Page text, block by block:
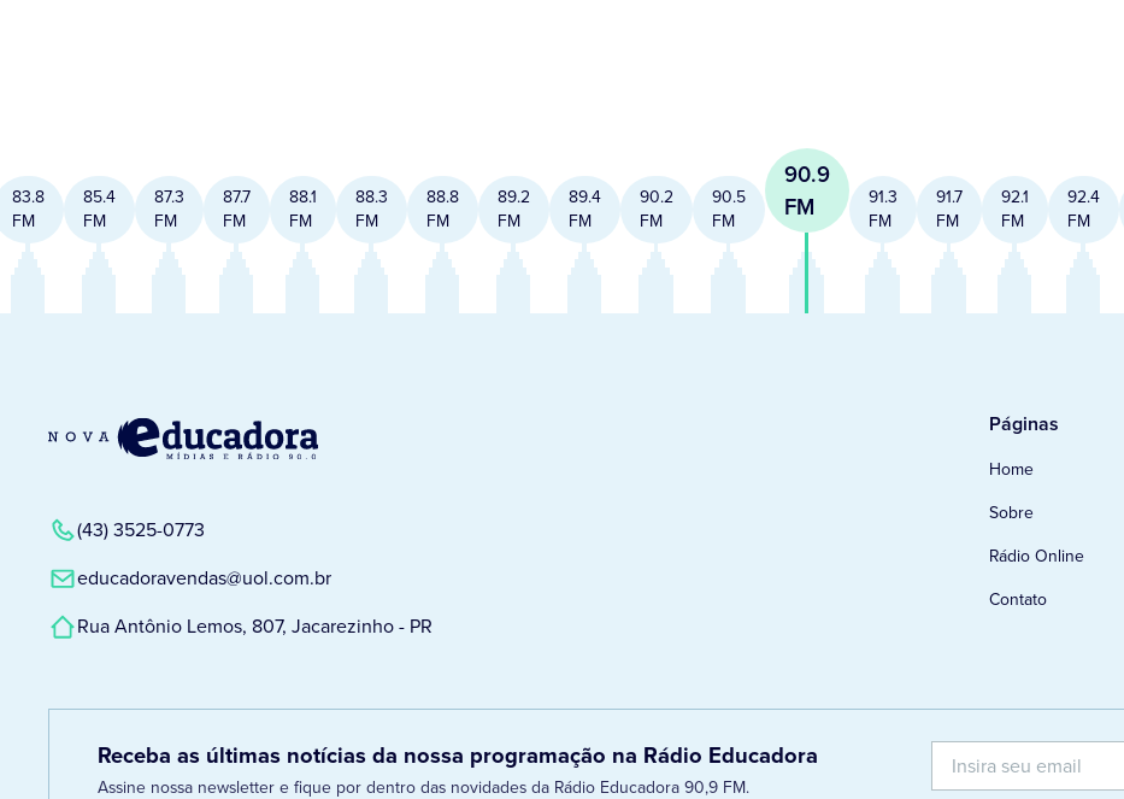
83.8
FM
85.4
FM
87.3
FM
87.7
FM
88.1
FM
88.3
FM
88.8
FM
89.2
FM
89.4
FM
90.2
FM
90.5
FM
90.9
FM
91.3
FM
91.7
FM
92.1
FM
92.4
FM
(43) 3525-0773
educadoravendas@uol.com.br
Rua Antônio Lemos, 807, Jacarezinho - PR
Páginas
Home
Sobre
Rádio Online
Contato
Receba as últimas notícias da nossa programação na Rádio Educadora
Assine nossa newsletter e fique por dentro das novidades da Rádio Educadora 90,9 FM.